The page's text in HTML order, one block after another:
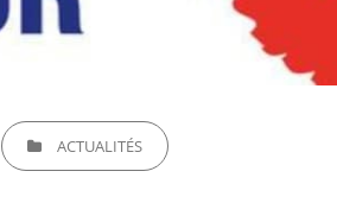
CATEGORIESACTUALITÉS